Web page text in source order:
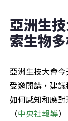
亞洲生
索生物
亞洲生技大會
受邀開講，建
如何感知和應
（中央社報導）